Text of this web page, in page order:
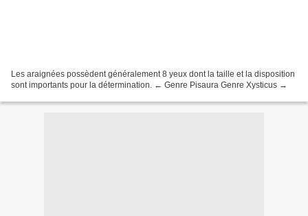
Les araignées possèdent généralement 8 yeux dont la taille et la disposition
sont importants pour la détermination. ← Genre Pisaura Genre Xysticus →